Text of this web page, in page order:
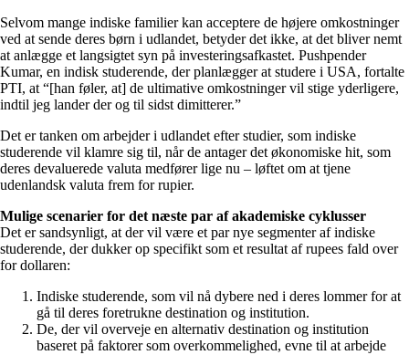
Selvom mange indiske familier kan acceptere de højere omkostninger
ved at sende deres børn i udlandet, betyder det ikke, at det bliver nemt
at anlægge et langsigtet syn på investeringsafkastet. Pushpender
Kumar, en indisk studerende, der planlægger at studere i USA, fortalte
PTI, at “[han føler, at] de ultimative omkostninger vil stige yderligere,
indtil jeg lander der og til sidst dimitterer.”
Det er tanken om arbejder i udlandet efter studier, som indiske
studerende vil klamre sig til, når de antager det økonomiske hit, som
deres devaluerede valuta medfører lige nu – løftet om at tjene
udenlandsk valuta frem for rupier.
Mulige scenarier for det næste par af akademiske cyklusser
Det er sandsynligt, at der vil være et par nye segmenter af indiske
studerende, der dukker op specifikt som et resultat af rupees fald over
for dollaren:
Indiske studerende, som vil nå dybere ned i deres lommer for at
gå til deres foretrukne destination og institution.
De, der vil overveje en alternativ destination og institution
baseret på faktorer som overkommelighed, evne til at arbejde